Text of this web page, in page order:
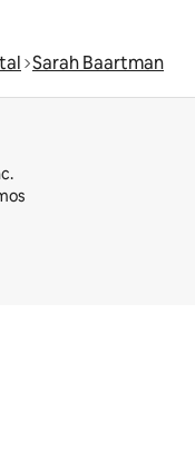
Sarah Baartman